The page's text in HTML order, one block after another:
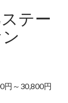
テー
～30,800円